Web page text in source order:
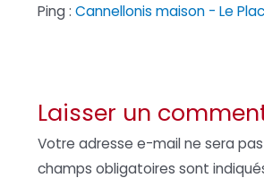
Ping : Cannellonis maison - Le
Laisser un
Votre adresse e-mail ne sera
champs obligatoires sont